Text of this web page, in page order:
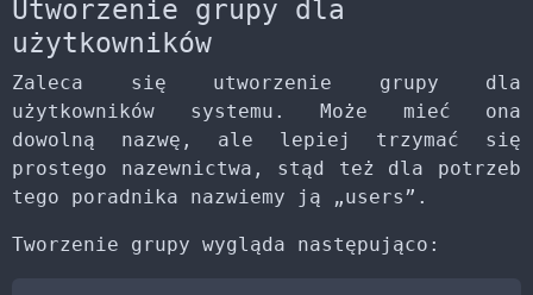
Utworzenie grupy dla
użytkowników
Zaleca się utworzenie grupy dla
użytkowników systemu. Może mieć ona
dowolną nazwę, ale lepiej trzymać się
prostego nazewnictwa, stąd też dla potrzeb
tego poradnika nazwiemy ją „users”.
Tworzenie grupy wygląda następująco: